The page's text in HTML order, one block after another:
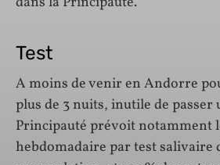
Test
A moins de venir en Andorre
plus de 3 nuits, inutile de passer
Principauté prévoit notamment
hebdomadaire par test salivaire